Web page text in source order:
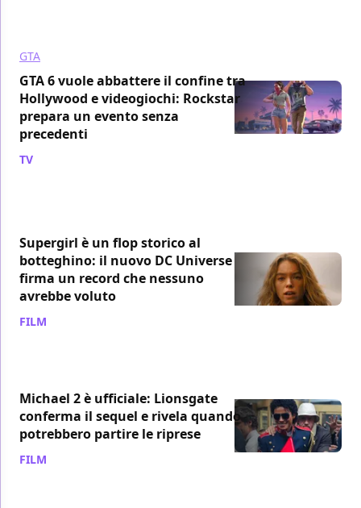
GTA
GTA 6 vuole abbattere il confine tra
Hollywood e videogiochi: Rockstar
prepara un evento senza
precedenti
TV
Supergirl è un flop storico al
botteghino: il nuovo DC Universe
firma un record che nessuno
avrebbe voluto
FILM
Michael 2 è ufficiale: Lionsgate
conferma il sequel e rivela quando
potrebbero partire le riprese
FILM